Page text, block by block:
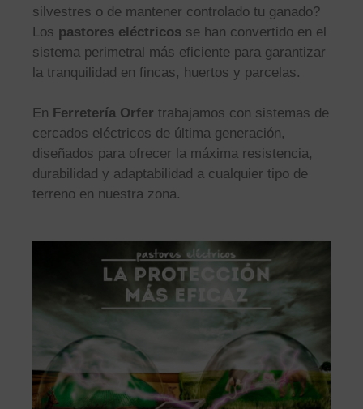
silvestres o de mantener controlado tu ganado?
Los pastores eléctricos se han convertido en el
sistema perimetral más eficiente para garantizar
la tranquilidad en fincas, huertos y parcelas.
En Ferretería Orfer trabajamos con sistemas de
cercados eléctricos de última generación,
diseñados para ofrecer la máxima resistencia,
durabilidad y adaptabilidad a cualquier tipo de
terreno en nuestra zona.